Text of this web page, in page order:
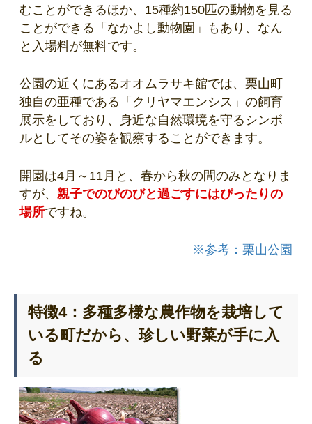
むことができるほか、15種約150匹の動物を見る
ことができる「なかよし動物園」もあり、なん
と入場料が無料です。
公園の近くにあるオオムラサキ館では、栗山町
独自の亜種である「クリヤマエンシス」の飼育
展示をしており、身近な自然環境を守るシンボ
ルとしてその姿を観察することができます。
開園は4月～11月と、春から秋の間のみとなりま
すが、 親子でのびのびと過ごすにはぴったりの
場所ですね。
※参考：栗山公園
特徴4：多種多様な農作物を栽培して
いる町だから、珍しい野菜が手に入
る